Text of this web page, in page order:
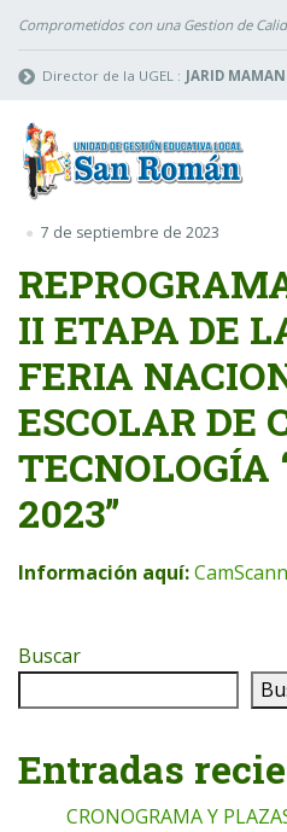
Comprometidos con una Gestion de
Director de la UGEL : JARID
7 de septiembre de 2023
II ETAPA DE
FERIA
ESCOLAR DE
TECNOLOGÍA
2023”
Información aquí:
Buscar
Entradas
CRONOGRAMA Y